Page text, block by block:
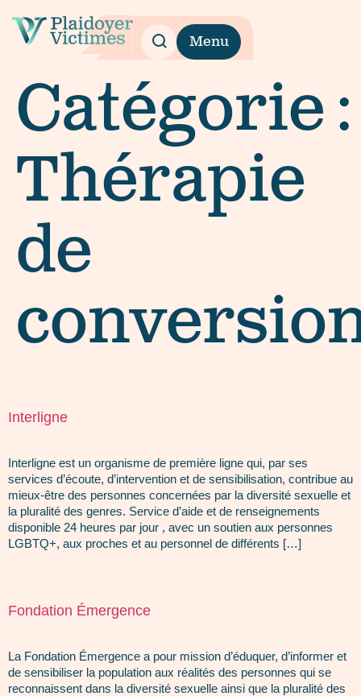
Menu
Catégorie :
Thérapie
de
Interligne
Interligne est un organisme de première ligne qui, par ses
services d’écoute, d’intervention et de sensibilisation, contribue au
mieux-être des personnes concernées par la diversité sexuelle et
la pluralité des genres. Service d’aide et de renseignements
disponible 24 heures par jour , avec un soutien aux personnes
LGBTQ+, aux proches et au personnel de différents […]
Fondation Émergence
La Fondation Émergence a pour mission d’éduquer, d’informer et
de sensibiliser la population aux réalités des personnes qui se
reconnaissent dans la diversité sexuelle ainsi que la pluralité des